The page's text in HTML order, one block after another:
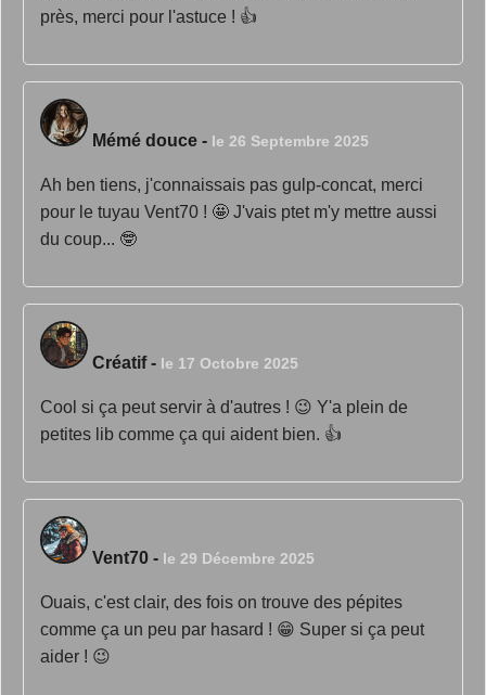
près, merci pour l'astuce ! 👍
Mémé douce - le 26 Septembre 2025
Ah ben tiens, j'connaissais pas gulp-concat, merci
pour le tuyau Vent70 ! 🤩 J'vais ptet m'y mettre aussi
du coup... 🤓
Créatif- le 17 Octobre 2025
Cool si ça peut servir à d'autres ! 😉 Y'a plein de
petites lib comme ça qui aident bien. 👍
Vent70 - le 29 Décembre 2025
Ouais, c'est clair, des fois on trouve des pépites
comme ça un peu par hasard ! 😁 Super si ça peut
aider ! 😉